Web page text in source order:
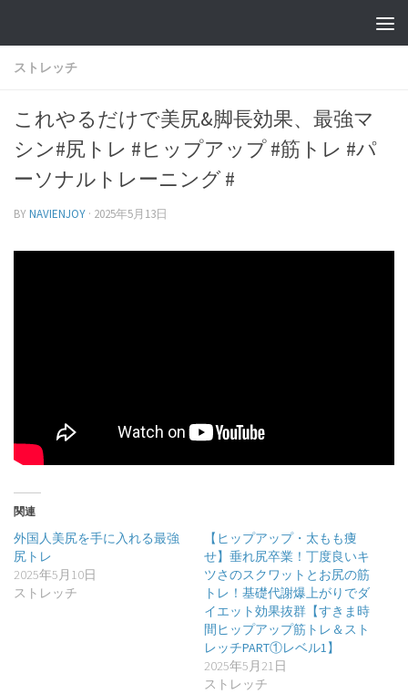
ストレッチ
これやるだけで美尻&脚長効果、最強マ
シン#尻トレ #ヒップアップ #筋トレ #パ
ーソナルトレーニング #
BYNAVIENJOY · 2025年5月13日
関連
外国人美尻を手に入れる最強
尻トレ
2025年5月10日
ストレッチ
【ヒップアップ・太もも痩
せ】垂れ尻卒業！丁度良いキ
ツさのスクワットとお尻の筋
トレ！基礎代謝爆上がりでダ
イエット効果抜群【すきま時
間ヒップアップ筋トレ＆スト
レッチPART①レベル1】
2025年5月21日
ストレッチ